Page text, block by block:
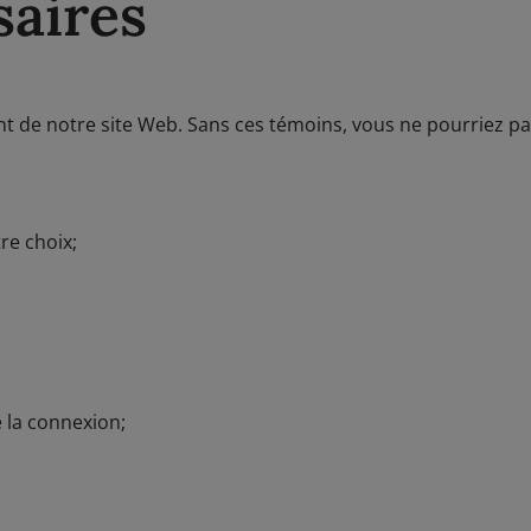
de notre site Web. Sans ces témoins, vous ne pourriez
choix;
connexion;